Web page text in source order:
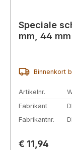
Speciale
mm, 44 mm
Binnenkort
Artikelnr.
Fabrikant
Fabrikantnr.
Normale prijs:
€ 11,94